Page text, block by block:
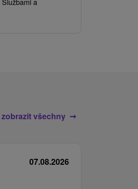
zobrazit všechny
07.08.2026